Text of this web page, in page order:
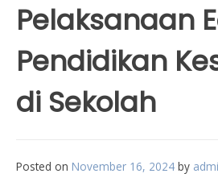
Pelaksanaan
Pendidikan
di Sekolah
Posted on November 16, 2024 by